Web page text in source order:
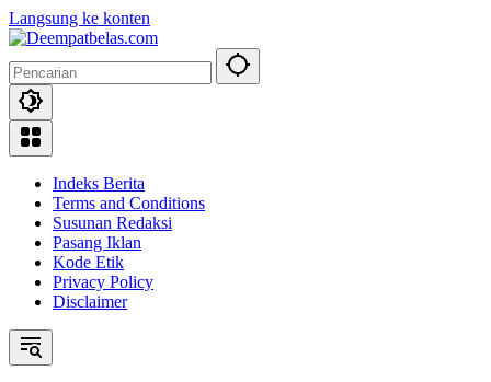
Langsung ke konten
Indeks Berita
Terms and Conditions
Susunan Redaksi
Pasang Iklan
Kode Etik
Privacy Policy
Disclaimer